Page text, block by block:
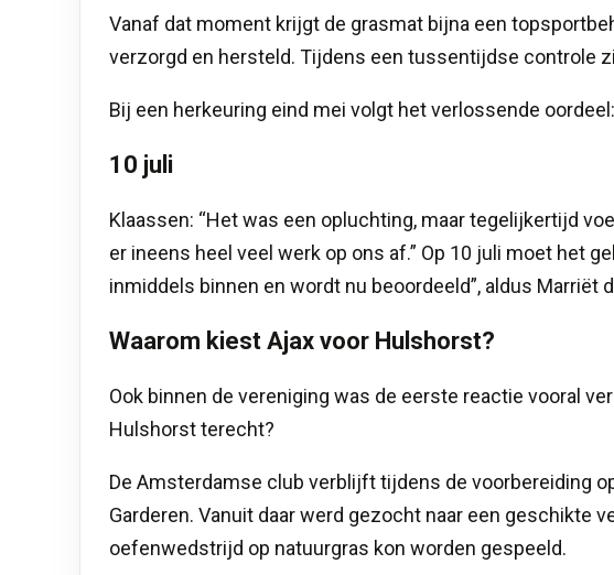
Vanaf dat moment krijgt de grasmat bijna een
verzorgd en hersteld. Tijdens een tussentijdse controle
Bij een herkeuring eind mei volgt het verlossende
10 juli
Klaassen: “Het was een opluchting, maar tegelijkertijd
er ineens heel veel werk op ons af.” Op 10 juli moet het
inmiddels binnen en wordt nu beoordeeld”, aldus Marriët
Waarom kiest Ajax voor Hulshorst?
Ook binnen de vereniging was de eerste reactie vooral
Hulshorst terecht?
De Amsterdamse club verblijft tijdens de voorbereiding
Garderen. Vanuit daar werd gezocht naar een geschikte
oefenwedstrijd op natuurgras kon worden gespeeld.